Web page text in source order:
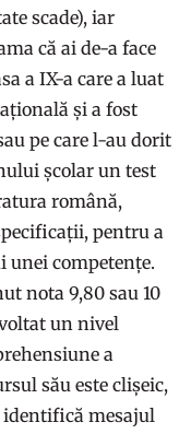
scade), iar
că ai de-a face
a IX-a care a luat
și a fost
pe care l-au dorit
școlar un test
română,
pentru a
unei competențe.
nota 9,80 sau 10
un nivel
a
său este clișeic,
identifică mesajul